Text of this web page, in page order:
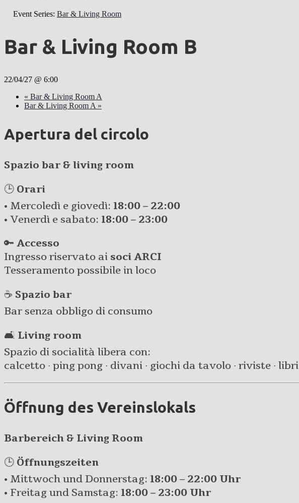
Event Series: Bar & Living Room
Bar & Living Room B
22/04/27 @ 6:00
« Bar & Living Room A
Bar & Living Room A »
Apertura del circolo
Spazio bar & living room
🕒 Orari
• Mercoledì e giovedì: 18:00 – 22:00
• Venerdì e sabato: 18:00 – 23:00
🔑 Accesso
Ingresso riservato ai soci ARCI
Tesseramento possibile in loco
☕ Spazio bar
Bar senza obbligo di consumo
🛋️ Living room
Spazio di socialità libera con:
calcetto · ping pong · divani · giochi da tavolo · riviste · libri
Öffnung des Vereinslokals
Barbereich & Living Room
🕒 Öffnungszeiten
• Mittwoch und Donnerstag: 18:00 – 22:00 Uhr
• Freitag und Samstag: 18:00 – 23:00 Uhr